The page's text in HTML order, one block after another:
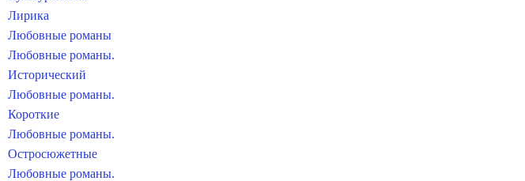
Лирика
Любовные романы
Любовные романы.
Исторический
Любовные романы.
Короткие
Любовные романы.
Остросюжетные
Любовные романы.